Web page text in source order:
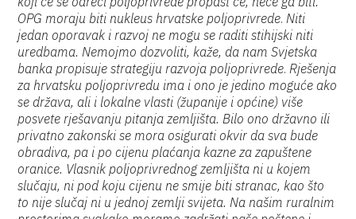
OPG moraju biti nukleus hrvatske poljoprivrede.Niti
jedan oporavak i razvoj ne mogu se raditi stihijski niti
uredbama. Nemojmo dozvoliti, kaže, da nam Svjetska
banka propisuje strategiju razvoja poljoprivrede.Rješenja
za hrvatsku poljoprivredu ima i ono je jedino moguće ako
se država, ali i lokalne vlasti (županije i općine) više
posvete rješavanju pitanja zemljišta. Bilo ono državno ili
privatno zakonski se mora osigurati okvir da sva bude
obradiva, pa i po cijenu plaćanja kazne za zapuštene
oranice. Vlasnik poljoprivrednog zemljišta ni u kojem
slučaju, ni pod koju cijenu ne smije biti stranac, kao što
to nije slučaj ni u jednoj zemlji svijeta. Na našim ruralnim